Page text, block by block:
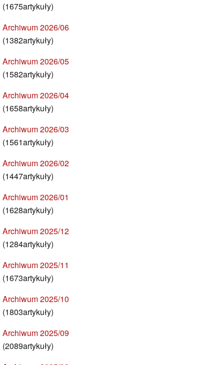
(1675artykuły)
Archiwum 2026/06
(1382artykuły)
Archiwum 2026/05
(1582artykuły)
Archiwum 2026/04
(1658artykuły)
Archiwum 2026/03
(1561artykuły)
Archiwum 2026/02
(1447artykuły)
Archiwum 2026/01
(1628artykuły)
Archiwum 2025/12
(1284artykuły)
Archiwum 2025/11
(1673artykuły)
Archiwum 2025/10
(1803artykuły)
Archiwum 2025/09
(2089artykuły)